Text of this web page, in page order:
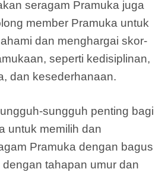
seragam Pramuka juga
member Pramuka untuk
dan menghargai skor-
seperti kedisiplinan,
dan kesederhanaan.
sungguh penting bagi
untuk memilih dan
Pramuka dengan bagus
tahapan umur dan